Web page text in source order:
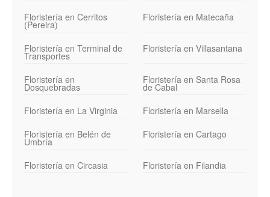
Floristería en Cerritos
(Pereira)
Floristería en Matecaña
Floristería en Terminal de
Transportes
Floristería en Villasantana
Floristería en
Dosquebradas
Floristería en Santa Rosa
de Cabal
Floristería en La Virginia
Floristería en Marsella
Floristería en Belén de
Umbría
Floristería en Cartago
Floristería en Circasia Floristería en Filandia